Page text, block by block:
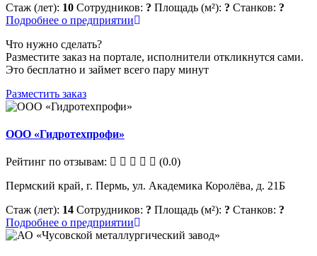
Стаж (лет): 10 Сотрудников: ? Площадь (м²): ? Станков: ?
Подробнее о предприятии
Что нужно сделать?
Разместите заказ на портале, исполнители откликнутся сами.
Это бесплатно и займет всего пару минут
Разместить заказ
ООО «Гидротехпрофи»
Рейтинг по отзывам:
(0.0)
Пермский край, г. Пермь, ул. Академика Королёва, д. 21Б
Стаж (лет): 14 Сотрудников: ? Площадь (м²): ? Станков: ?
Подробнее о предприятии